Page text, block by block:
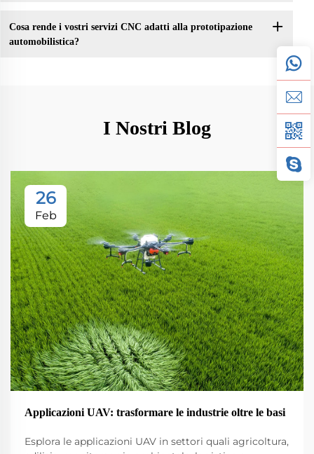
Cosa rende i vostri servizi CNC adatti alla prototipazione
automobilistica?
I Nostri Blog
26
Feb
Applicazioni UAV: trasformare le industrie oltre le basi
Esplora le applicazioni UAV in settori quali agricoltura,